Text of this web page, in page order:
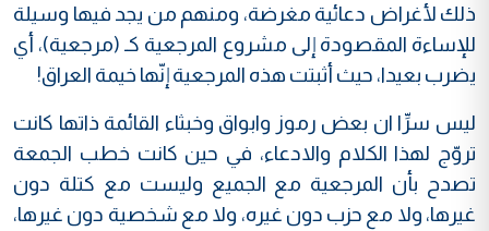
ذلك لأغراض دعائية مغرضة، ومنهم من يجد فيها وسيلة
للإساءة المقصودة إلى مشروع المرجعية كـ (مرجعية)، أي
يضرب بعيدا، حيث أثبتت هذه المرجعية إنّها خيمة العراق!
ليس سرِّا ان بعض رموز وابواق وخبثاء القائمة ذاتها كانت
تروّج لهذا الكلام والادعاء، في حين كانت خطب الجمعة
تصدح بأن المرجعية مع الجميع وليست مع كتلة دون
غيرها، ولا مع حزب دون غيره، ولا مع شخصية دون غيرها،